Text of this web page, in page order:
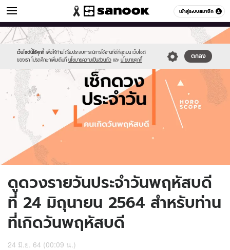
เข้าสู่ระบบสมาชิก
ดูดวง หมวดอื่นๆ
เว็บไซต์นี้ใช้คุกกี้ เพื่อให้ท่านได้รับประสบการณ์การใช้งานที่ดีที่สุดบน เว็บไซต์
ของเรา โปรดศึกษาเพิ่มเติมที่ นโยบายความเป็นส่วนตัว และ นโยบายคุกกี้
ตกลง
Sanook
//s.isanook.com/sr/0/images/logo-
new-
sanook.png
600
60
//s.isanook.com/ho/0/ud/fxd/day/daily-
horoscope-
thursday.jpg
ดูดวงรายวันประจำวันพฤหัสบดี
ที่ 24 มิถุนายน 2564 สำหรับท่าน
ที่เกิดวันพฤหัสบดี
24 มิ.ย. 64 (00:09 น.)